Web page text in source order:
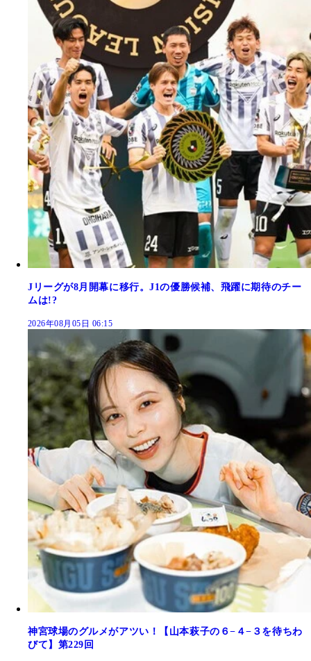
Jリーグが8月開幕に移行。J1の優勝候補、飛躍に期待のチー
ムは!?
2026年08月05日 06:15
神宮球場のグルメがアツい！【山本萩子の６−４−３を待ちわ
びて】第229回